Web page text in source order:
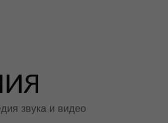
звука и видео